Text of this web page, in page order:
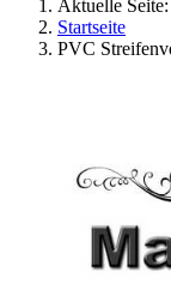
Aktuelle Seite:
Startseite
PVC